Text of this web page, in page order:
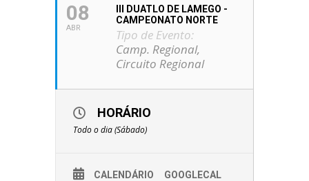
08
ABR
III DUATLO DE LAMEGO -
CAMPEONATO NORTE
Tipo de Evento:
Camp. Regional,
Circuito Regional
HORÁRIO
Todo o dia (Sábado)
CALENDÁRIO GOOGLECAL